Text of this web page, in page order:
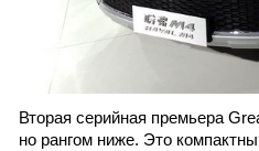
Вторая серийная премьера
но рангом ниже. Это